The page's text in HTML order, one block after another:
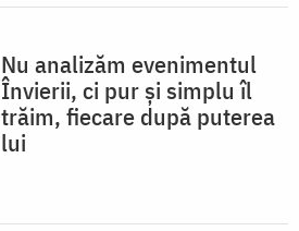
Nu analizăm evenimentul
Învierii, ci pur și simplu îl
trăim, fiecare după puterea
lui